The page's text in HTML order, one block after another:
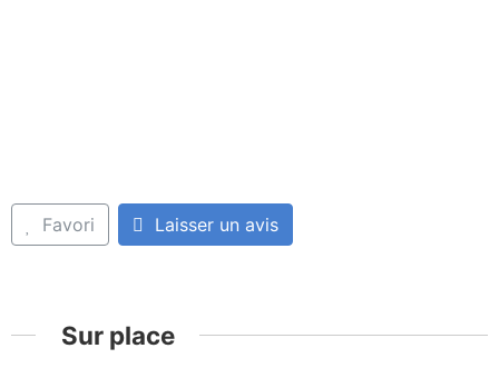
Favori Laisser un avis
Sur place